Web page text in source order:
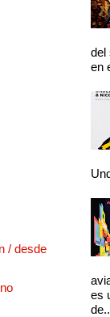
/ desde
del
en
es